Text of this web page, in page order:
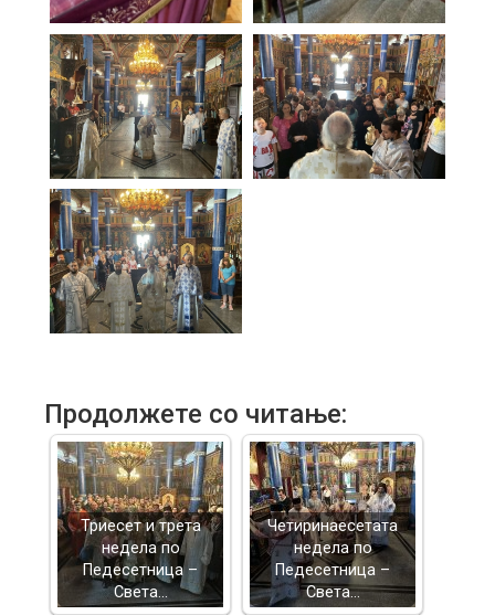
Продолжете со читање:
Триесет и трета
недела по
Педесетница –
Света…
Четиринаесетата
недела по
Педесетница –
Света…